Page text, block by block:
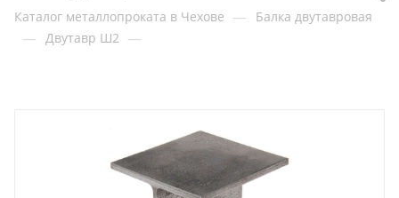
Каталог металлопроката в Чехове — Балка двутавровая
— Двутавр Ш2 —